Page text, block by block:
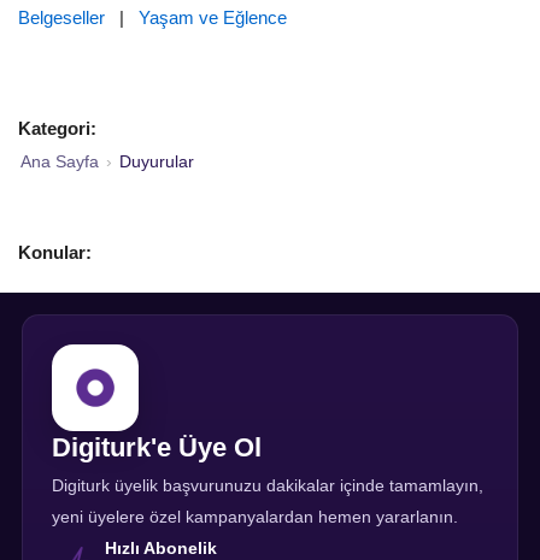
Belgeseller | Yaşam ve Eğlence
Kategori:
Ana Sayfa › Duyurular
Konular:
Digiturk'e Üye Ol
Digiturk üyelik başvurunuzu dakikalar içinde tamamlayın,
yeni üyelere özel kampanyalardan hemen yararlanın.
Hızlı Abonelik